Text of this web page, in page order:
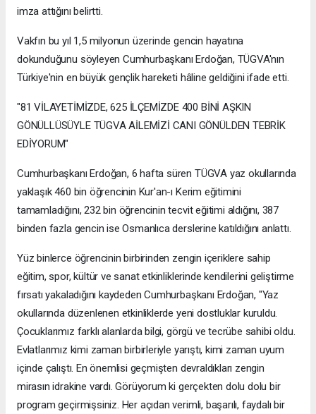
imza attığını belirtti.
Vakfın bu yıl 1,5 milyonun üzerinde gencin hayatına
dokunduğunu söyleyen Cumhurbaşkanı Erdoğan, TÜGVA'nın
Türkiye'nin en büyük gençlik hareketi hâline geldiğini ifade etti.
"81 VİLAYETİMİZDE, 625 İLÇEMİZDE 400 BİNİ AŞKIN
GÖNÜLLÜSÜYLE TÜGVA AİLEMİZİ CANI GÖNÜLDEN TEBRİK
EDİYORUM"
Cumhurbaşkanı Erdoğan, 6 hafta süren TÜGVA yaz okullarında
yaklaşık 460 bin öğrencinin Kur'an-ı Kerim eğitimini
tamamladığını, 232 bin öğrencinin tecvit eğitimi aldığını, 387
binden fazla gencin ise Osmanlıca derslerine katıldığını anlattı.
Yüz binlerce öğrencinin birbirinden zengin içeriklere sahip
eğitim, spor, kültür ve sanat etkinliklerinde kendilerini geliştirme
fırsatı yakaladığını kaydeden Cumhurbaşkanı Erdoğan, "Yaz
okullarında düzenlenen etkinliklerde yeni dostluklar kuruldu.
Çocuklarımız farklı alanlarda bilgi, görgü ve tecrübe sahibi oldu.
Evlatlarımız kimi zaman birbirleriyle yarıştı, kimi zaman uyum
içinde çalıştı. En önemlisi geçmişten devraldıkları zengin
mirasın idrakine vardı. Görüyorum ki gerçekten dolu dolu bir
program geçirmişsiniz. Her açıdan verimli, başarılı, faydalı bir